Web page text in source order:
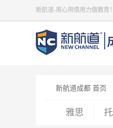
新航道-用心用情用力做教育！
新航道成都 首页
雅思